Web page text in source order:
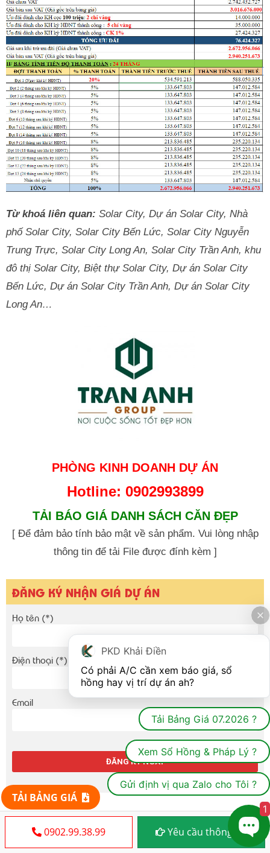
Từ khoá liên quan: Solar City, Dự án Solar City, Nhà
phố Solar City, Solar City Bến Lức, Solar City Nguyễn
Trung Trực, Solar City Long An, Solar City Trần Anh, khu
đô thị Solar City, Biệt thự Solar City, Dự án Solar City
Bến Lức, Dự án Solar City Trần Anh, Dự án Solar City
Long An…
PHÒNG KINH DOANH DỰ ÁN
Hotline: 0902993899
TẢI BÁO GIÁ DANH SÁCH CĂN ĐẸP
[ Để đảm bảo tính bảo mật về sản phẩm. Vui lòng nhập
thông tin để tải File được đính kèm ]
ĐĂNG KÝ NHẬN GIÁ DỰ ÁN
Họ tên (*)
Điện thoại (*)
Email
CÂU HỎI THƯỜNG GẶP
TẢI BẢNG GIÁ
0902.99.38.99 Yêu cầu thông tin
PKD Khải Điền
Có phải A/C cần xem báo giá, sổ
hồng hay vị trí dự án ah?
Tải Bảng Giá 07.2026 ?
Xem Sổ Hồng & Pháp Lý ?
Gửi định vị qua Zalo cho Tôi ?
1